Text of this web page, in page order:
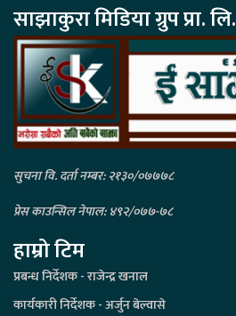
साझाकुरा मिडिया ग्रुप प्रा. लि.
सुचना वि. दर्ता नम्बर: २१३०/०७७७८
प्रेस काउन्सिल नेपाल: ४९२/०७७-७८
हाम्रो टिम
प्रबन्ध निर्देशक - राजेन्द्र खनाल
कार्यकारी निर्देशक - अर्जुन बेल्वासे